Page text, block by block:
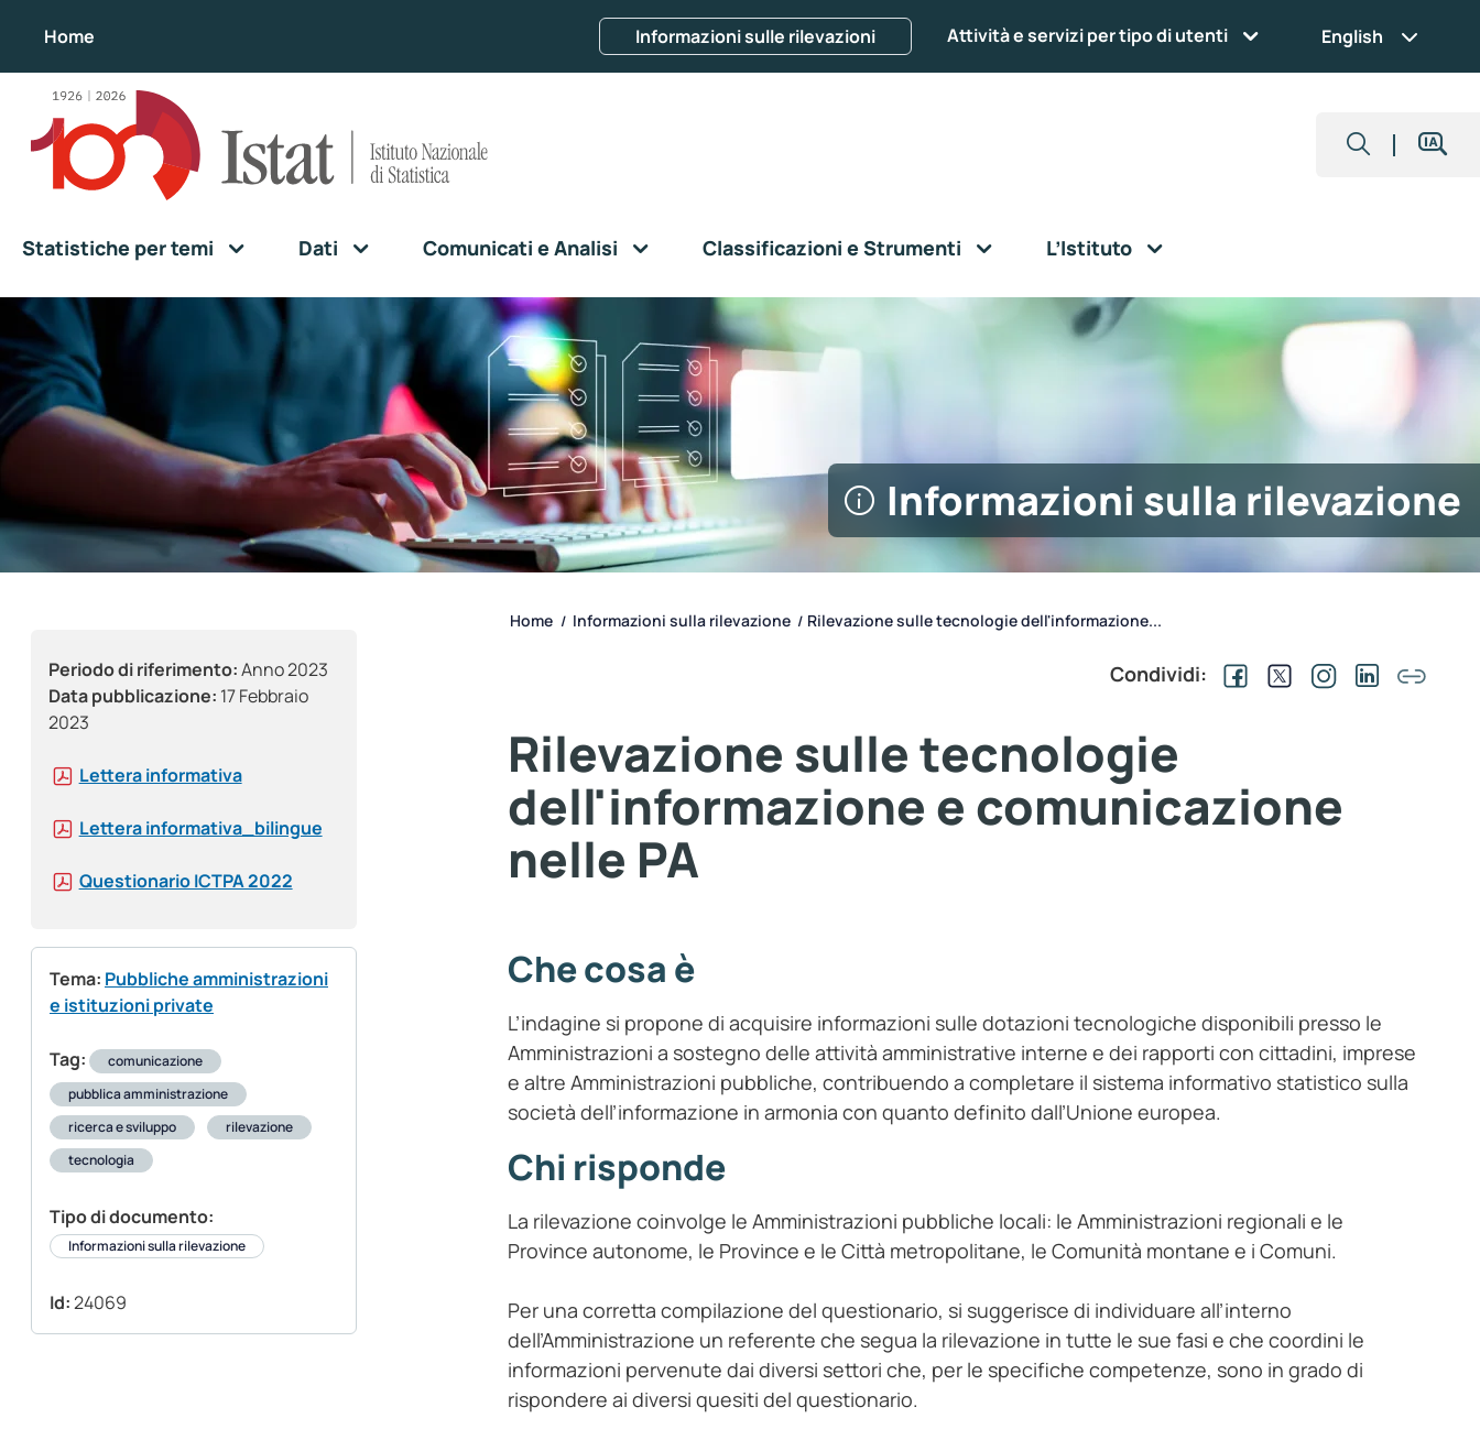
Home Informazioni sulle rilevazioni Attività e servizi per tipo di utenti English
Statistiche per temi Dati Comunicati e Analisi Classificazioni e Strumenti L’Istituto
Informazioni sulla rilevazione
Periodo di riferimento:Anno 2023
Data pubblicazione: 17 Febbraio
2023
Lettera informativa
Lettera informativa_bilingue
Questionario ICTPA 2022
Tema: Pubbliche amministrazioni
e istituzioni private
Tag:
comunicazione
pubblica amministrazione
ricerca e sviluppo
rilevazione
tecnologia
Tipo di documento:
Informazioni sulla rilevazione
Id:24069
Home / Informazioni sulla rilevazione / Rilevazione sulle tecnologie dell'informazione...
Condividi:
Rilevazione sulle tecnologie
dell'informazione e comunicazione
nelle PA
Che cosa è
L’indagine si propone di acquisire informazioni sulle dotazioni tecnologiche disponibili presso le
Amministrazioni a sostegno delle attività amministrative interne e dei rapporti con cittadini, imprese
e altre Amministrazioni pubbliche, contribuendo a completare il sistema informativo statistico sulla
società dell’informazione in armonia con quanto definito dall’Unione europea.
Chi risponde
La rilevazione coinvolge le Amministrazioni pubbliche locali: le Amministrazioni regionali e le
Province autonome, le Province e le Città metropolitane, le Comunità montane e i Comuni.
Per una corretta compilazione del questionario, si suggerisce di individuare all’interno
dell’Amministrazione un referente che segua la rilevazione in tutte le sue fasi e che coordini le
informazioni pervenute dai diversi settori che, per le specifiche competenze, sono in grado di
rispondere ai diversi quesiti del questionario.